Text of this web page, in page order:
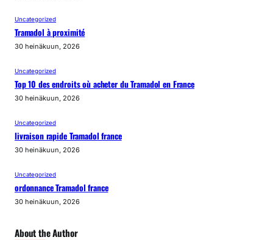
Uncategorized
Tramadol à proximité
30 heinäkuun, 2026
Uncategorized
Top 10 des endroits où acheter du Tramadol en France
30 heinäkuun, 2026
Uncategorized
livraison rapide Tramadol france
30 heinäkuun, 2026
Uncategorized
ordonnance Tramadol france
30 heinäkuun, 2026
About the Author